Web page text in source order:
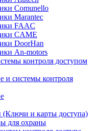
Comunello
Marantec
FAAC
CAME
DoorHan
An-motors
контроля доступом
и системы контроля
и карты доступа)
для охраны